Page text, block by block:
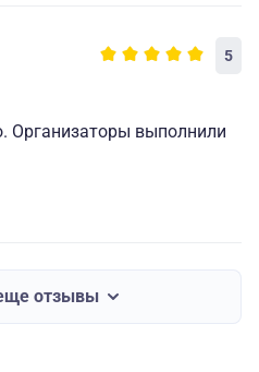
5
Организаторы выполнили
отзывы